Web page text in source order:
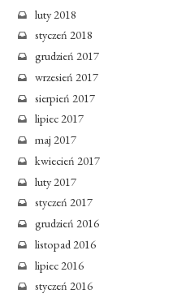
luty 2018
styczeń 2018
grudzień 2017
wrzesień 2017
sierpień 2017
lipiec 2017
maj 2017
kwiecień 2017
luty 2017
styczeń 2017
grudzień 2016
listopad 2016
lipiec 2016
styczeń 2016